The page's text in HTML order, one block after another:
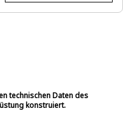
technischen Daten des
konstruiert.